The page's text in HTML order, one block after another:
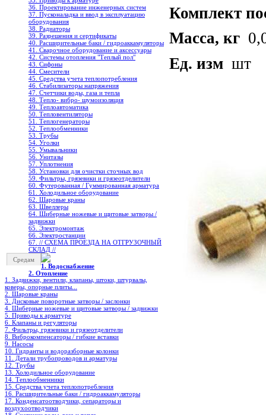
36. Проектирование инженерных систем
37. Пусконаладка и ввод в эксплуатацию
оборудования
38. Радиаторы
39. Разрешения и сертификаты
40. Расширительные баки / гидроаккамуляторы
41. Сварочное оборудование и аксессуары
42. Системы отопления "Теплый пол"
43. Сифоны
44. Смесители
45. Средства учета теплопотребления
46. Стабилизаторы напряжения
47. Счетчики воды, газа и тепла
48. Тепло- вибро- шумоизоляция
49. Теплоавтоматика
50. Тепловентиляторы
51. Теплогенераторы
52. Теплообменники
53. Трубы
54. Уголки
55. Умывальники
56. Унитазы
57. Уплотнения
58. Установки для очистки сточных вод
59. Фильтры, грязевики и грязеотделители
60. Футерованная / Гуммированная арматура
61. Холодильное oборудование
62. Шаровые краны
63. Швеллеры
64. Шиберные ножевые и щитовые затворы /
задвижки
65. Электромонтаж
66. Электростанции
67. // СХЕМА ПРОЕЗДА НА ОТГРУЗОЧНЫЙ
СКЛАД //
Средам
1. Водоснабжение
2. Отопление
1. Задвижки, вентили, клапаны, штоки, штурвалы,
коверы, опорные плиты...
2. Шаровые краны
3. Дисковые поворотные затворы / заслонки
4. Шиберные ножевые и щитовые затворы / задвижки
5. Приводы к арматуре
6. Клапаны и регуляторы
7. Фильтры, грязевики и грязеотделители
8. Виброкомпенсаторы / гибкие вставки
9. Насосы
10. Гидранты и водоразборные колонки
11. Детали трубопроводов и арматуры
12. Трубы
13. Холодильное oборудование
14. Теплообменники
15. Средства учета теплопотребления
16. Расширительные баки / гидроаккамуляторы
17. Конденсатоотводчики, сепараторы и
воздухоотводчики
Комплект
Масса, кг
Ед. изм шт